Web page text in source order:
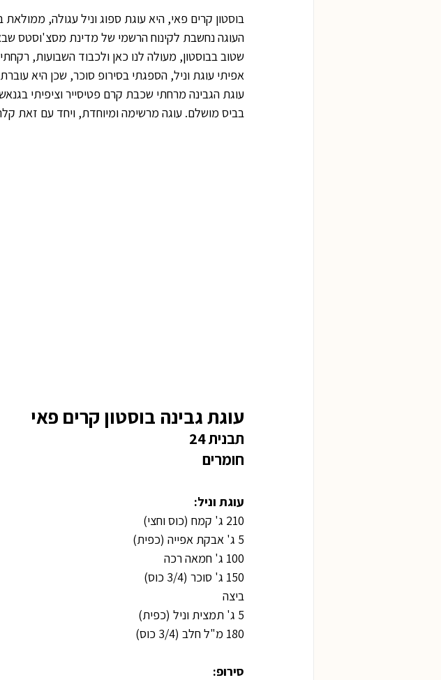
בוסטון קרים פאי, היא עוגת ספוג וניל עגולה,
העוגה נחשבת לקינוח הרשמי של מדינת מסצ'וסטס
שטוב בבוסטון, מעולה לנו כאן ולכבוד השבועות,
אפיתי עוגת וניל, הספגתי בסירופ סוכר, שכן היא
עוגת הגבינה מרחתי שכבת קרם פטיסייר וציפיתי
בביס מושלם. עוגה מרשימה ומיוחדת, ויחד עם זאת
עוגת גבינה בוסטון קרים פאי
תבנית 24
חומרים
עוגת וניל:
210 ג' קמח (כוס וחצי)
5 ג' אבקת אפייה (כפית)
100 ג' חמאה רכה
150 ג' סוכר (3/4 כוס)
ביצה
5 ג' תמצית וניל (כפית)
180 מ"ל חלב (3/4 כוס)
סירופ: